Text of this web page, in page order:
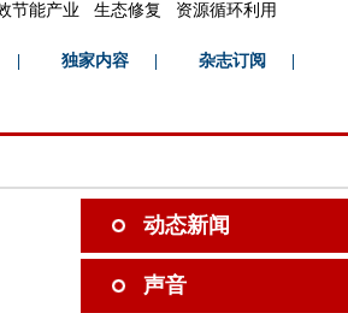
节能产业 生态修复 资源循环利用
独家内容 杂志订阅
动态新闻
声音